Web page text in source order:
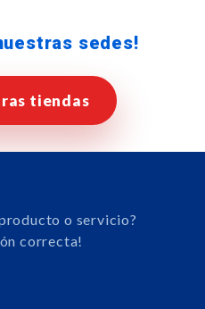
sedes!
tiendas
o servicio?
correcta!